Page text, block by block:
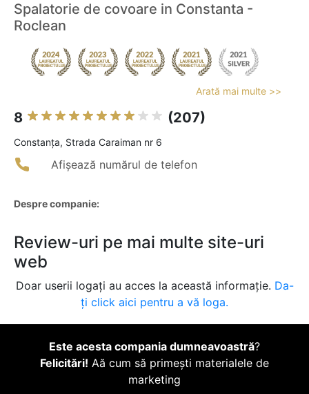
Spalatorie de covoare in Constanta -
Roclean
Arată mai multe >>
8 (207)
Constanţa, Strada Caraiman nr 6
Afișează numărul de telefon
Despre companie:
Review-uri pe mai multe site-uri
web
Doar userii logați au acces la această informație. Da-
ți click aici pentru a vă loga.
Este acesta compania dumneavoastră?
Felicitări! Aă cum să primești materialele de
marketing